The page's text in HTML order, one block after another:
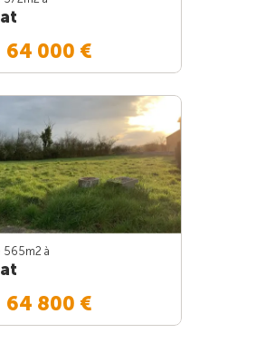
64 000 €
565m2 à
64 800 €